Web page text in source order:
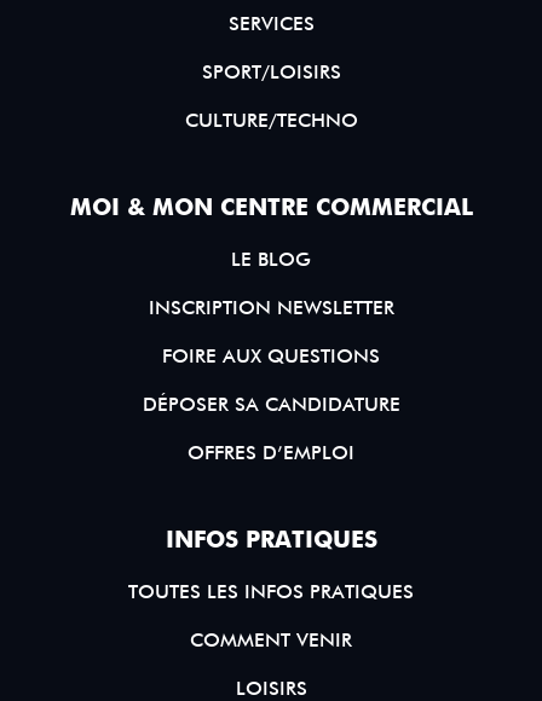
SERVICES
SPORT/LOISIRS
CULTURE/TECHNO
MOI & MON CENTRE COMMERCIAL
LE BLOG
INSCRIPTION NEWSLETTER
FOIRE AUX QUESTIONS
DÉPOSER SA CANDIDATURE
OFFRES D’EMPLOI
INFOS PRATIQUES
TOUTES LES INFOS PRATIQUES
COMMENT VENIR
LOISIRS